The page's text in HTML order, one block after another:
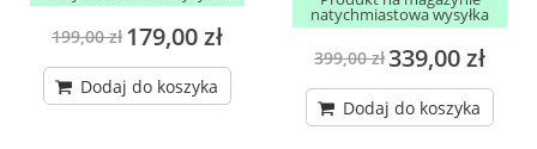
199,00 zł 179,00 zł
Dodaj do koszyka
natychmiastowa wysyłka
399,00 zł339,00 zł
Dodaj do koszyka